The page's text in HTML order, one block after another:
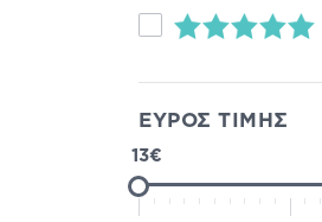
ΕΥΡΟΣ ΤΙΜΗΣ
13€